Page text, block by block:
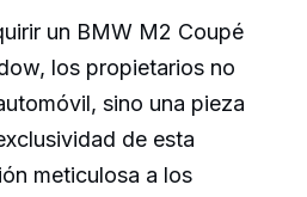
un BMW M2 Coupé
los propietarios no
sino una pieza
de esta
meticulosa a los